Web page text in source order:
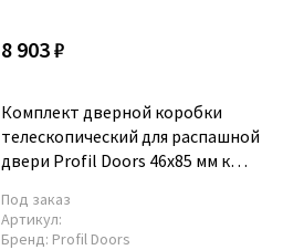
8 903 ₽
Комплект дверной коробки
телескопический для распашной
двери Profil Doors 46x85 мм к
Под заказ
Артикул:
Бренд: Profil Doors